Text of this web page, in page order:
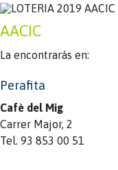
AACIC
La encontrarás en:
Perafita
Cafè del Mig
Carrer Major, 2
Tel. 93 853 00 51